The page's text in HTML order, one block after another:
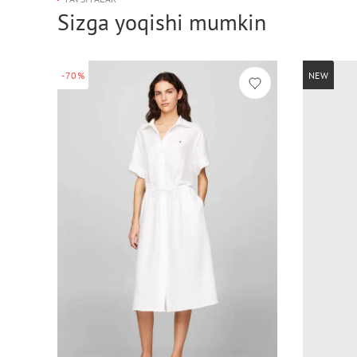
Sizga yoqishi mumkin
-70% NEW